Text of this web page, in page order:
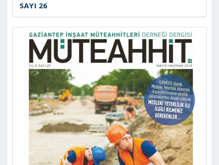
SAYI 26